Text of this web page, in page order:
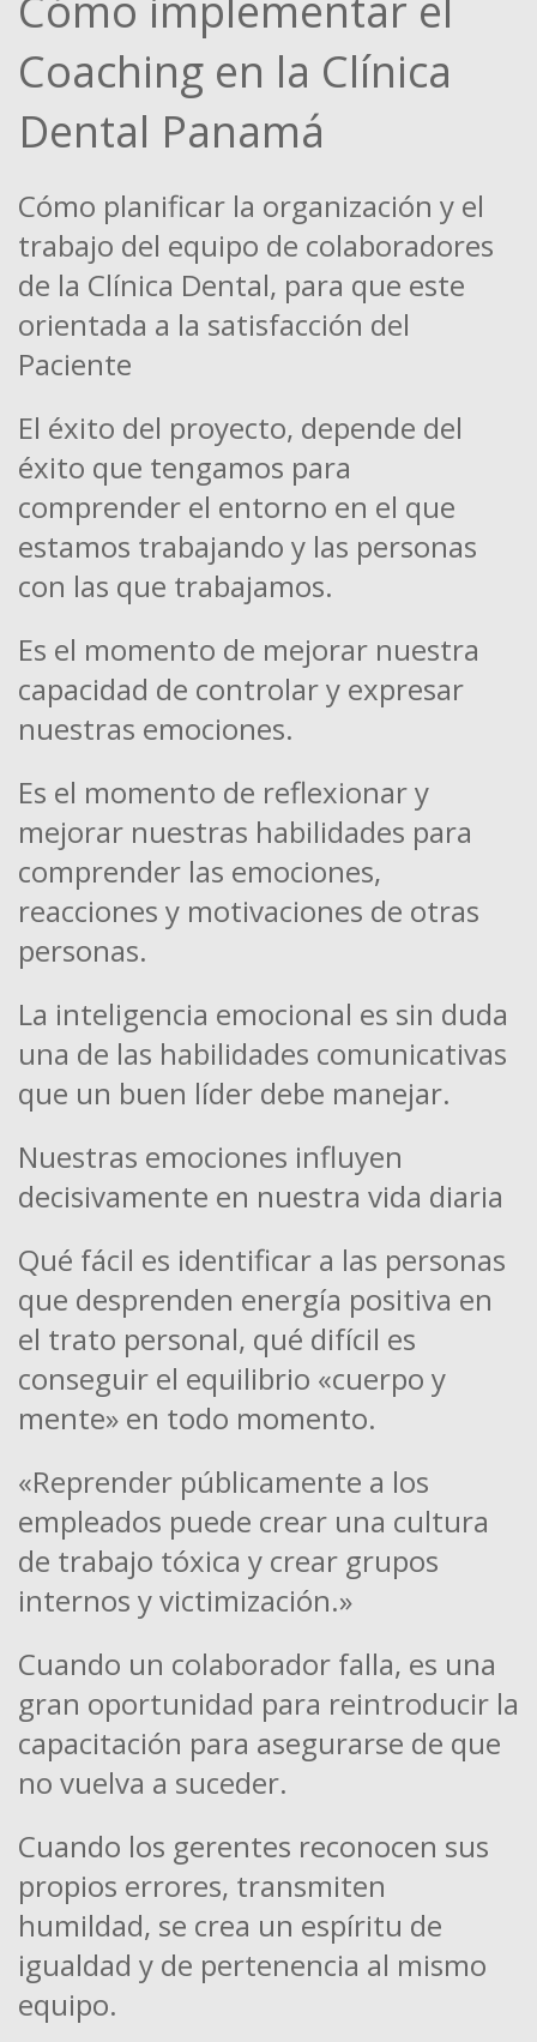
Cómo implementar el
Coaching en la Clínica
Dental Panamá
Cómo planificar la organización y el
trabajo del equipo de colaboradores
de la Clínica Dental, para que este
orientada a la satisfacción del
Paciente
El éxito del proyecto, depende del
éxito que tengamos para
comprender el entorno en el que
estamos trabajando y las personas
con las que trabajamos.
Es el momento de mejorar nuestra
capacidad de controlar y expresar
nuestras emociones.
Es el momento de reflexionar y
mejorar nuestras habilidades para
comprender las emociones,
reacciones y motivaciones de otras
personas.
La inteligencia emocional es sin duda
una de las habilidades comunicativas
que un buen líder debe manejar.
Nuestras emociones influyen
decisivamente en nuestra vida diaria
Qué fácil es identificar a las personas
que desprenden energía positiva en
el trato personal, qué difícil es
conseguir el equilibrio «cuerpo y
mente» en todo momento.
«Reprender públicamente a los
empleados puede crear una cultura
de trabajo tóxica y crear grupos
internos y victimización.»
Cuando un colaborador falla, es una
gran oportunidad para reintroducir la
capacitación para asegurarse de que
no vuelva a suceder.
Cuando los gerentes reconocen sus
propios errores, transmiten
humildad, se crea un espíritu de
igualdad y de pertenencia al mismo
equipo.